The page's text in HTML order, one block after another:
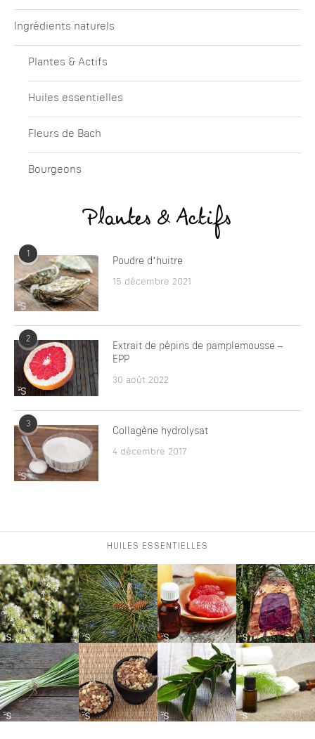
Ingrédients naturels
Plantes & Actifs
Huiles essentielles
Fleurs de Bach
Bourgeons
Plantes & Actifs
1
Poudre d’huitre
15 décembre 2021
2
Extrait de pépins de pamplemousse –
EPP
30 août 2022
3
Collagène hydrolysat
4 décembre 2017
HUILES ESSENTIELLES